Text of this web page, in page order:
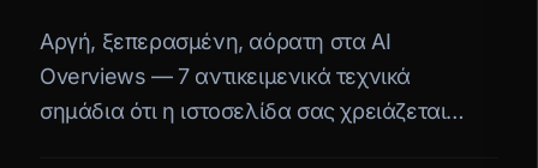
Αργή, ξεπερασμένη, αόρατη στα AI
Overviews — 7 αντικειμενικά τεχνικά
σημάδια ότι η ιστοσελίδα σας χρειάζεται